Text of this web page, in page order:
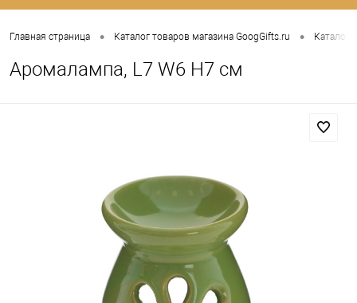
Главная страница • Каталог товаров магазина GoogGifts.ru • Каталог
Аромалампа, L7 W6 H7 см